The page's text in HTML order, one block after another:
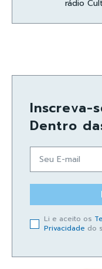
rádio
Inscreva-
Dentro
Li e aceito os
Privacidade do